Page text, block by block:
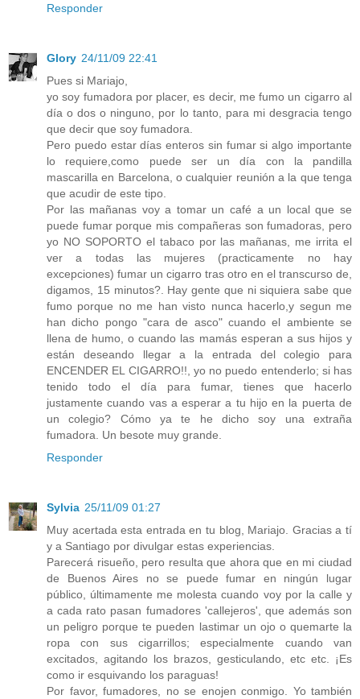
Responder
Glory 24/11/09 22:41
Pues si Mariajo,
yo soy fumadora por placer, es decir, me fumo un cigarro al
día o dos o ninguno, por lo tanto, para mi desgracia tengo
que decir que soy fumadora.
Pero puedo estar días enteros sin fumar si algo importante
lo requiere,como puede ser un día con la pandilla
mascarilla en Barcelona, o cualquier reunión a la que tenga
que acudir de este tipo.
Por las mañanas voy a tomar un café a un local que se
puede fumar porque mis compañeras son fumadoras, pero
yo NO SOPORTO el tabaco por las mañanas, me irrita el
ver a todas las mujeres (practicamente no hay
excepciones) fumar un cigarro tras otro en el transcurso de,
digamos, 15 minutos?. Hay gente que ni siquiera sabe que
fumo porque no me han visto nunca hacerlo,y segun me
han dicho pongo "cara de asco" cuando el ambiente se
llena de humo, o cuando las mamás esperan a sus hijos y
están deseando llegar a la entrada del colegio para
ENCENDER EL CIGARRO!!, yo no puedo entenderlo; si has
tenido todo el día para fumar, tienes que hacerlo
justamente cuando vas a esperar a tu hijo en la puerta de
un colegio? Cómo ya te he dicho soy una extraña
fumadora. Un besote muy grande.
Responder
Sylvia 25/11/09 01:27
Muy acertada esta entrada en tu blog, Mariajo. Gracias a tí
y a Santiago por divulgar estas experiencias.
Parecerá risueño, pero resulta que ahora que en mi ciudad
de Buenos Aires no se puede fumar en ningún lugar
público, últimamente me molesta cuando voy por la calle y
a cada rato pasan fumadores 'callejeros', que además son
un peligro porque te pueden lastimar un ojo o quemarte la
ropa con sus cigarrillos; especialmente cuando van
excitados, agitando los brazos, gesticulando, etc etc. ¡Es
como ir esquivando los paraguas!
Por favor, fumadores, no se enojen conmigo. Yo también